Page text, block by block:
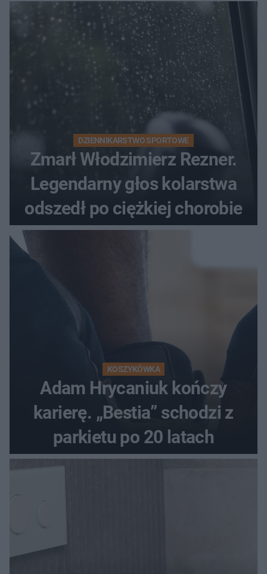
DZIENNIKARSTWO SPORTOWE
Zmarł Włodzimierz Rezner.
Legendarny głos kolarstwa
odszedł po ciężkiej chorobie
KOSZYKÓWKA
Adam Hrycaniuk kończy
karierę. „Bestia” schodzi z
parkietu po 20 latach